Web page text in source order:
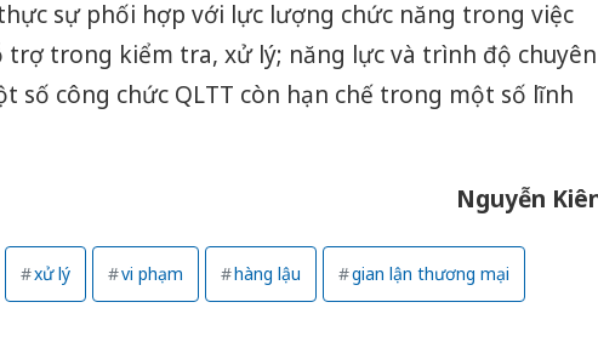
sự phối hợp với lực lượng chức năng trong việc
trợ trong kiểm tra, xử lý; năng lực và trình độ chuyên
số công chức QLTT còn hạn chế trong một số lĩnh
Nguyễn
xử lý vi phạm hàng lậu gian lận thương mại